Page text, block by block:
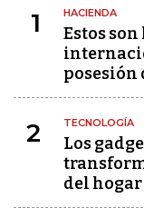
1 HACIENDA
Estos
posesión
2 TECNOLOGÍA
Los
del hogar